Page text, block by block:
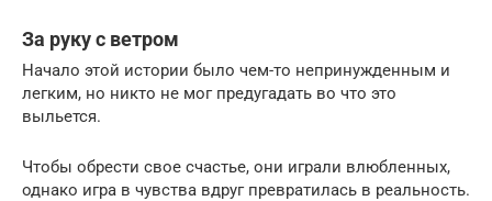
За руку с ветром
Начало этой истории было чем-то непринужденным и
легким, но никто не мог предугадать во что это
выльется.
Чтобы обрести свое счастье, они играли влюбленных,
однако игра в чувства вдруг превратилась в реальность.